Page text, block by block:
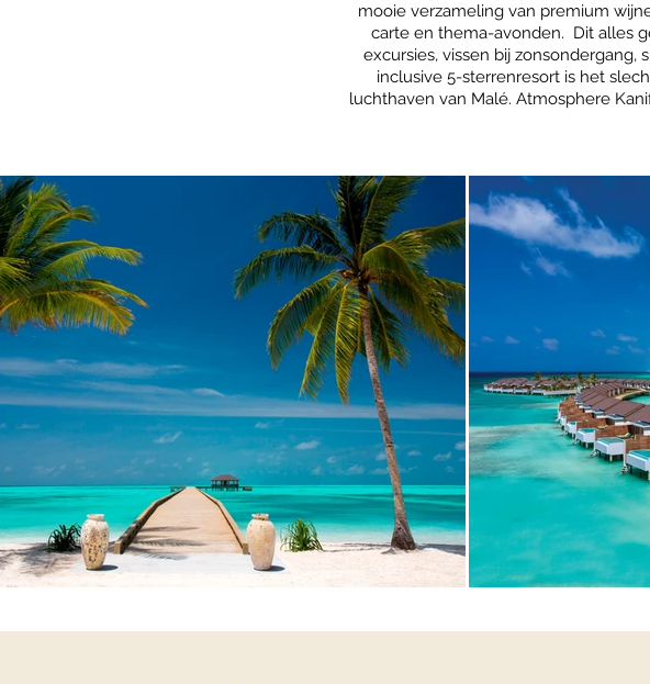
mooie verzameling van premium
carte en thema-avonden. Dit alles
excursies, vissen bij
inclusive 5-sterrenresort is het
luchthaven van Malé. Atmosphere